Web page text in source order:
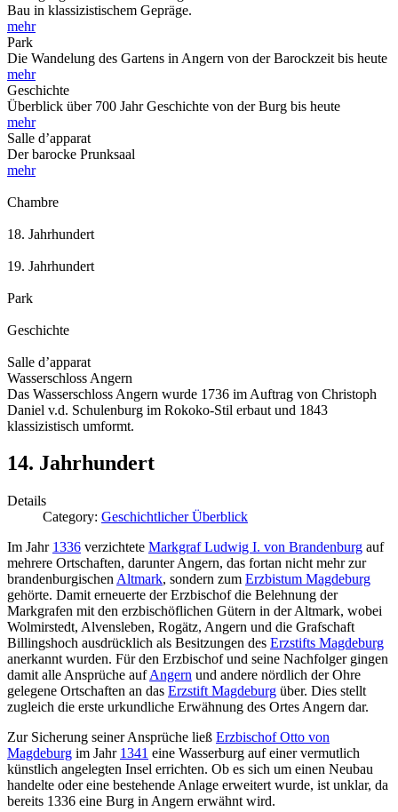
Bau in klassizistischem Gepräge.
mehr
Park
Die Wandelung des Gartens in Angern von der Barockzeit bis heute
mehr
Geschichte
Überblick über 700 Jahr Geschichte von der Burg bis heute
mehr
Salle d’apparat
Der barocke Prunksaal
mehr
Chambre
18. Jahrhundert
19. Jahrhundert
Park
Geschichte
Salle d’apparat
Wasserschloss Angern
Das Wasserschloss Angern wurde 1736 im Auftrag von Christoph
Daniel v.d. Schulenburg im Rokoko-Stil erbaut und 1843
klassizistisch umformt.
14. Jahrhundert
Details
Category: Geschichtlicher Überblick
Im Jahr 1336 verzichtete Markgraf Ludwig I. von Brandenburg auf
mehrere Ortschaften, darunter Angern, das fortan nicht mehr zur
brandenburgischen Altmark, sondern zum Erzbistum Magdeburg
gehörte. Damit erneuerte der Erzbischof die Belehnung der
Markgrafen mit den erzbischöflichen Gütern in der Altmark, wobei
Wolmirstedt, Alvensleben, Rogätz, Angern und die Grafschaft
Billingshoch ausdrücklich als Besitzungen des Erzstifts Magdeburg
anerkannt wurden. Für den Erzbischof und seine Nachfolger gingen
damit alle Ansprüche aufAngern und andere nördlich der Ohre
gelegene Ortschaften an das Erzstift Magdeburg über. Dies stellt
zugleich die erste urkundliche Erwähnung des Ortes Angern dar.
Zur Sicherung seiner Ansprüche ließ Erzbischof Otto von
Magdeburg im Jahr 1341 eine Wasserburg auf einer vermutlich
künstlich angelegten Insel errichten. Ob es sich um einen Neubau
handelte oder eine bestehende Anlage erweitert wurde, ist unklar, da
bereits 1336 eine Burg in Angern erwähnt wird.